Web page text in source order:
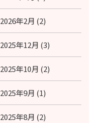
2026年2月 (2)
2025年12月 (3)
2025年10月 (2)
2025年9月 (1)
2025年8月 (2)